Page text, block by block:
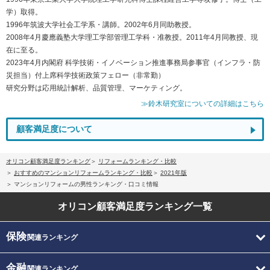
学）取得。
1996年筑波大学社会工学系・講師。2002年6月同助教授。
2008年4月慶應義塾大学理工学部管理工学科・准教授。2011年4月同教授、現
在に至る。
2023年4月内閣府 科学技術・イノベーション推進事務局参事官（インフラ・防
災担当）付上席科学技術政策フェロー（非常勤）
研究分野は応用統計解析、品質管理、マーケティング。
≫鈴木研究室についての詳細はこちら
顧客満足度について
オリコン顧客満足度ランキング
リフォームランキング・比較
おすすめのマンションリフォームランキング・比較
2021年版
マンションリフォームの男性ランキング・口コミ情報
オリコン顧客満足度ランキング一覧
保険関連ランキング